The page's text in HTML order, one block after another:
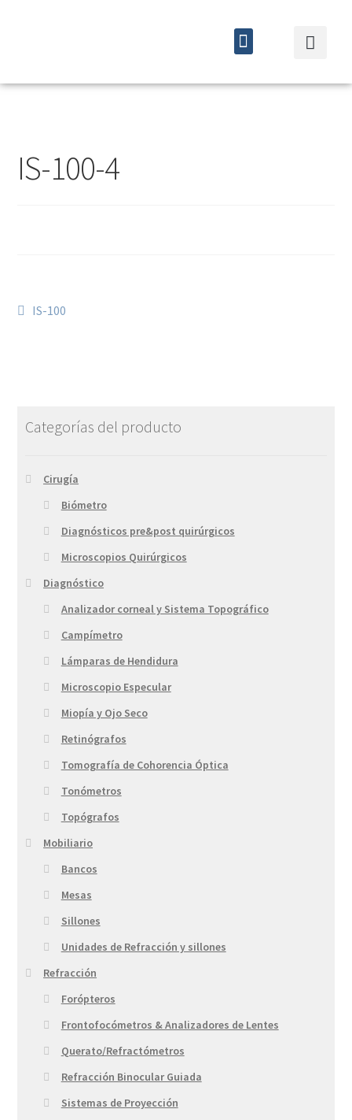
IS-100-4
IS-100
Categorías del producto
Cirugía
Biómetro
Diagnósticos pre&post quirúrgicos
Microscopios Quirúrgicos
Diagnóstico
Analizador corneal y Sistema Topográfico
Campímetro
Lámparas de Hendidura
Microscopio Especular
Miopía y Ojo Seco
Retinógrafos
Tomografía de Cohorencia Óptica
Tonómetros
Topógrafos
Mobiliario
Bancos
Mesas
Sillones
Unidades de Refracción y sillones
Refracción
Forópteros
Frontofocómetros & Analizadores de Lentes
Querato/Refractómetros
Refracción Binocular Guiada
Sistemas de Proyección